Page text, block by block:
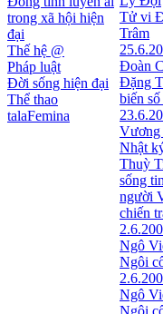
trong xã hội hiện
đại
Thế hệ @
Pháp luật
Đời sống hiện đại
Thể thao
talaFemina
Tử vi
Trâm
Đoàn
Đặng
biến
Vương
Nhật
Thuỳ
sống
người
chiến
Ngô
Ngôi
Ngô
Ngôi